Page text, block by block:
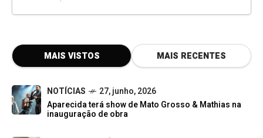
MAIS VISTOS MAIS RECENTES
NOTÍCIAS
27, junho, 2026
Aparecida terá show de Mato Grosso & Mathias na
inauguração de obra